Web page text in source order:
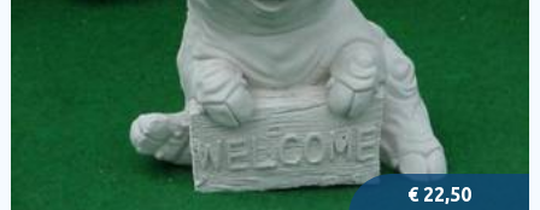
€ 22,50